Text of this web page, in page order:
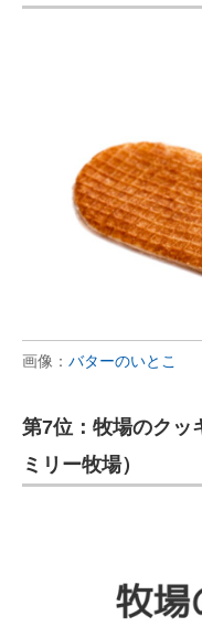
画像： バターのいとこ
第7位：牧場のクッ
ミリー牧場）